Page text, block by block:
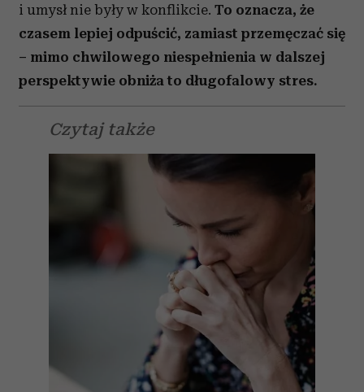
i umysł nie były w konflikcie. To oznacza, że
czasem lepiej odpuścić, zamiast przemęczać się
– mimo chwilowego niespełnienia w dalszej
perspektywie obniża to długofalowy stres.
Czytaj także